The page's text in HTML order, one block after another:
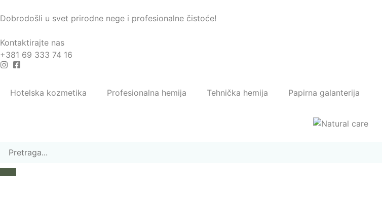
Dobrodošli u svet prirodne nege i profesionalne čistoće!
Kontaktirajte nas
+381 69 333 74 16
Hotelska kozmetika Profesionalna hemija Tehnička hemija Papirna galanterija